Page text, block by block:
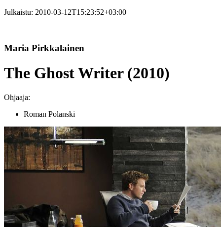
Julkaistu: 2010-03-12T15:23:52+03:00
Maria Pirkkalainen
The Ghost Writer (2010)
Ohjaaja:
Roman Polanski